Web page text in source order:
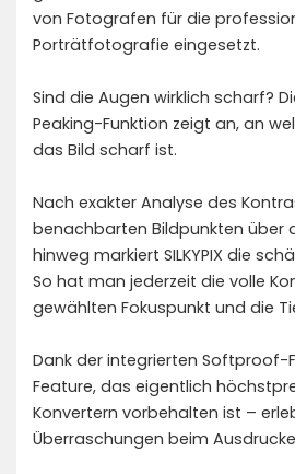
von Fotografen für die
Porträtfotografie eingesetzt.
Sind die Augen wirklich scharf?
Peaking-Funktion zeigt an, an
das Bild scharf ist.
Nach exakter Analyse des
benachbarten Bildpunkten über
hinweg markiert SILKYPIX die
So hat man jederzeit die volle
gewählten Fokuspunkt und die
Dank der integrierten Softproof-
Feature, das eigentlich
Konvertern vorbehalten ist –
Überraschungen beim